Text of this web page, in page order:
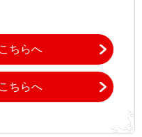
ちらへ
ちらへ